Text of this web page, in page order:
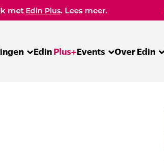
met Edin Plus. Lees meer.
EdinPlus+Events Over Edin